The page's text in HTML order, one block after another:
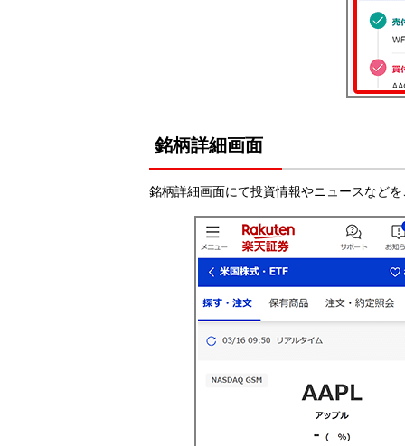
銘柄詳細画面
銘柄詳細画面にて投資情報やニュースなど